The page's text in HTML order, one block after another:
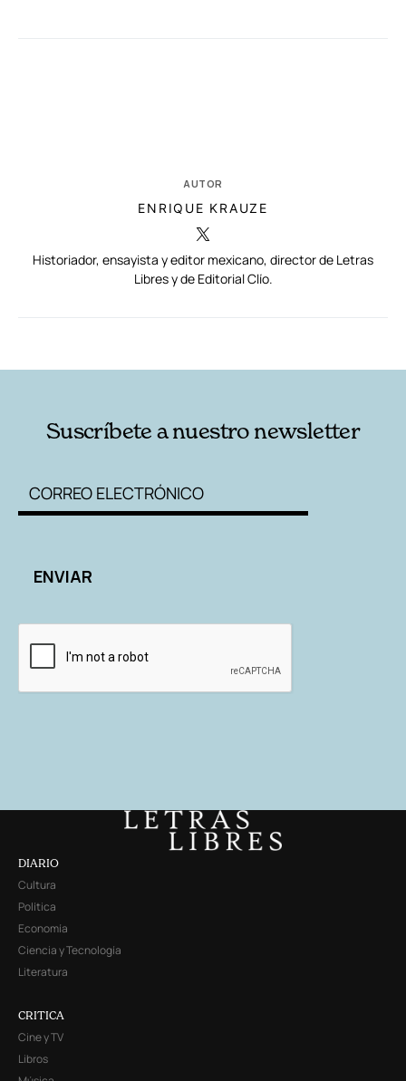
AUTOR
ENRIQUE KRAUZE
Historiador, ensayista y editor mexicano, director de Letras
Libres y de Editorial Clío.
Suscríbete a nuestro newsletter
DIARIO
Cultura
Política
Economía
Ciencia y Tecnología
Literatura
CRITICA
Cine y TV
Libros